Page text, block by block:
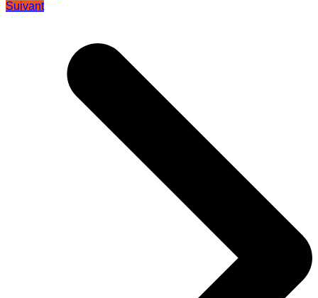
Suivant